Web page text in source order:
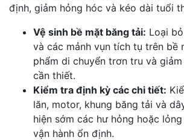
định, giảm hỏng hóc và kéo dài tuổi
Vệ sinh bề mặt băng tải: Loại
và các mảnh vụn tích tụ trên bề
phẩm di chuyển trơn tru và
cần thiết.
Kiểm tra định kỳ các chi tiết:
lăn, motor, khung băng tải và
hiện sớm các hư hỏng hoặc
vận hành ổn định.